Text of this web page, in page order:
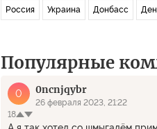
Россия Украина Донбасс
Популярные
0 0ncnjqybr
26 февраля 2023, 21:22
18